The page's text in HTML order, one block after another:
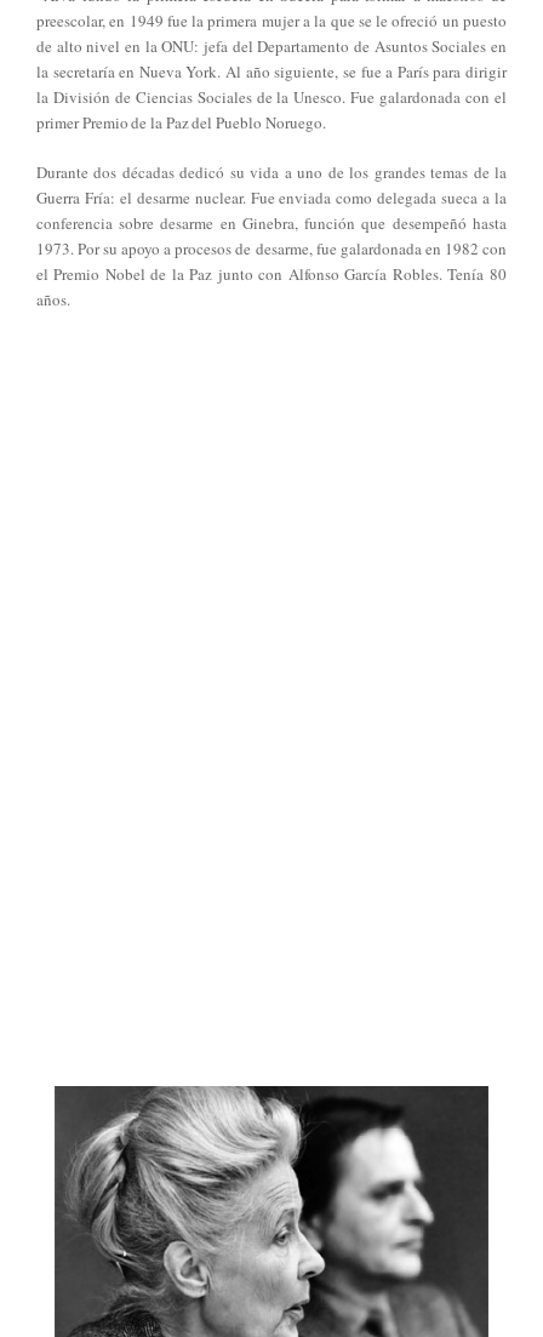
preescolar, en 1949 fue la primera mujer a la que se le ofreció un puesto
de alto nivel en la ONU: jefa del Departamento de Asuntos Sociales en
la secretaría en Nueva York. Al año siguiente, se fue a París para dirigir
la División de Ciencias Sociales de la Unesco. Fue galardonada con el
primer Premio de la Paz del Pueblo Noruego.
Durante dos décadas dedicó su vida a uno de los grandes temas de la
Guerra Fría: el desarme nuclear. Fue enviada como delegada sueca a la
conferencia sobre desarme en Ginebra, función que desempeñó hasta
1973. Por su apoyo a procesos de desarme, fue galardonada en 1982 con
el Premio Nobel de la Paz junto con Alfonso García Robles. Tenía 80
años.